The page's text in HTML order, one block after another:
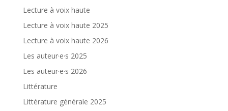
Lecture à voix haute
Lecture à voix haute 2025
Lecture à voix haute 2026
Les auteur·e·s 2025
Les auteur·e·s 2026
Littérature
Littérature générale 2025